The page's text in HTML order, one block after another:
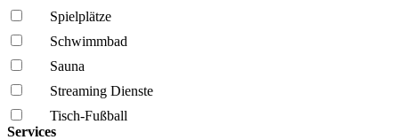
Spielplätze
Schwimmbad
Sauna
Streaming Dienste
Tisch-Fußball
Services